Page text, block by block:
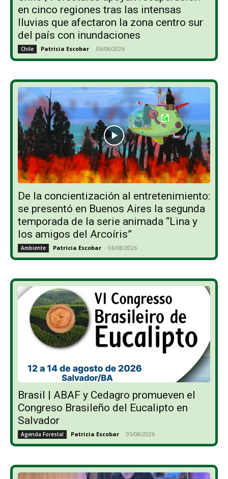
en cinco regiones tras las intensas
lluvias que afectaron la zona centro sur
del país con inundaciones
Chile Patricia Escobar - 06/08/2026
De la concientización al entretenimiento:
se presentó en Buenos Aires la segunda
temporada de la serie animada “Lina y
los amigos del Arcoíris”
Ambiente Patricia Escobar - 06/08/2026
Brasil | ABAF y Cedagro promueven el
Congreso Brasileño del Eucalipto en
Salvador
Agenda Forestal Patricia Escobar - 05/08/2026